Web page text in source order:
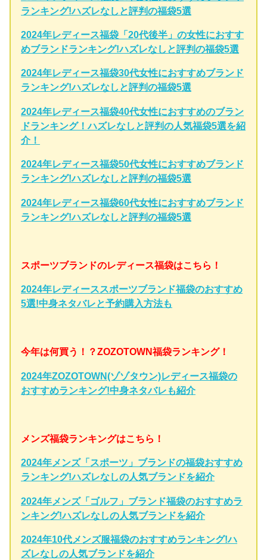
ランキング!ハズレなしと評判の福袋5選
2024年レディース福袋「20代後半」の女性におすす
めブランドランキング!ハズレなしと評判の福袋5選
2024年レディース福袋30代女性におすすめブランド
ランキング!ハズレなしと評判の福袋5選
2024年レディース福袋40代女性におすすめのブラン
ドランキング！ハズレなしと評判の人気福袋5選を紹
介！
2024年レディース福袋50代女性におすすめブランド
ランキング!ハズレなしと評判の福袋5選
2024年レディース福袋60代女性におすすめブランド
ランキング!ハズレなしと評判の福袋5選
スポーツブランドのレディース福袋はこちら！
2024年レディーススポーツブランド福袋のおすすめ
5選!中身ネタバレと予約購入方法も
今年は何買う！？ZOZOTOWN福袋ランキング！
2024年ZOZOTOWN(ゾゾタウン)レディース福袋の
おすすめランキング!中身ネタバレも紹介
メンズ福袋ランキングはこちら！
2024年メンズ「スポーツ」ブランドの福袋おすすめ
ランキング!ハズレなしの人気ブランドを紹介
2024年メンズ「ゴルフ」ブランド福袋のおすすめラ
ンキング!ハズレなしの人気ブランドを紹介
2024年10代メンズ服福袋のおすすめランキング!ハ
ズレなしの人気ブランドを紹介